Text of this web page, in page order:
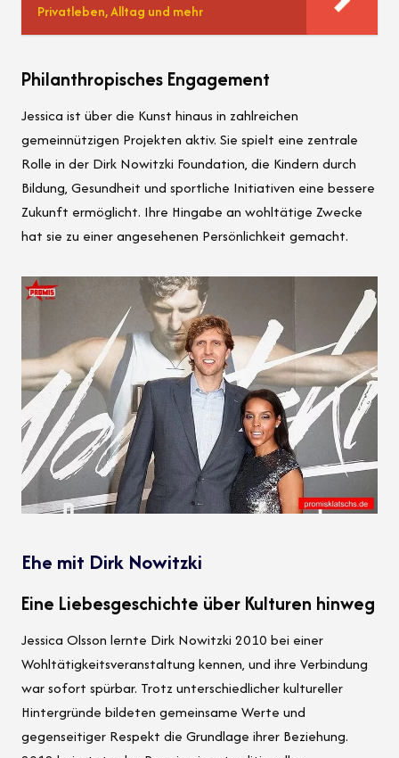
Privatleben, Alltag und mehr
Philanthropisches Engagement
Jessica ist über die Kunst hinaus in zahlreichen
gemeinnützigen Projekten aktiv. Sie spielt eine zentrale
Rolle in der Dirk Nowitzki Foundation, die Kindern durch
Bildung, Gesundheit und sportliche Initiativen eine bessere
Zukunft ermöglicht. Ihre Hingabe an wohltätige Zwecke
hat sie zu einer angesehenen Persönlichkeit gemacht.
Ehe mit Dirk Nowitzki
Eine Liebesgeschichte über Kulturen hinweg
Jessica Olsson lernte Dirk Nowitzki 2010 bei einer
Wohltätigkeitsveranstaltung kennen, und ihre Verbindung
war sofort spürbar. Trotz unterschiedlicher kultureller
Hintergründe bildeten gemeinsame Werte und
gegenseitiger Respekt die Grundlage ihrer Beziehung.